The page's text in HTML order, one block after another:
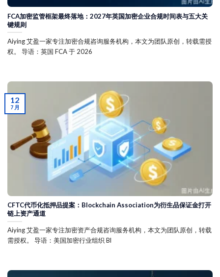
FCA加密监管框架最终落地：2027年英国加密企业合规时间表与五大关
键规则
Aiying 艾盈一家专注加密合规咨询服务机构，本文为团队原创，转载需授
权。 导语：英国 FCA 于 2026
CFTC代币化抵押品提案：Blockchain Association为衍生品保证金打开
链上资产通道
Aiying 艾盈一家专注加密资产合规咨询服务机构，本文为团队原创，转载
需授权。 导语：美国加密行业组织 Bl
12
7 月